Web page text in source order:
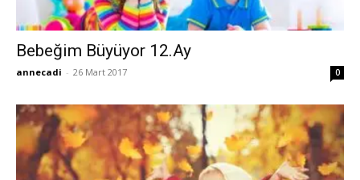
Bebeğim Büyüyor 12.Ay
annecadi - 26 Mart 2017 0